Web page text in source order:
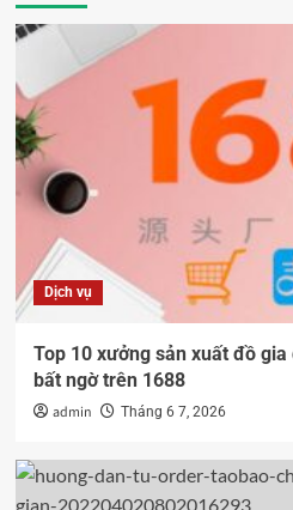
Dịch vụ
Top 10 xưởng sản xuất đồ
bất ngờ trên 1688
admin Tháng 6 7, 2026